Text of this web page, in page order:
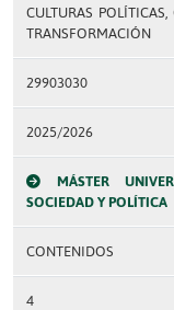
CULTURAS
TRANSFORMACIÓN
29903030
2025/2026
MÁSTER
SOCIEDAD Y POLÍTICA
CONTENIDOS
4